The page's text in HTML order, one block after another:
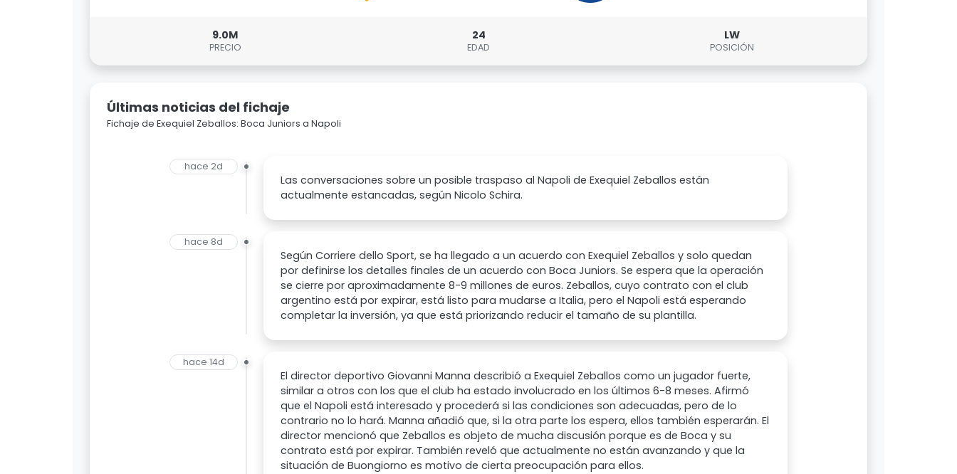
9.0M
PRECIO
24
EDAD
LW
POSICIÓN
Últimas noticias del fichaje
Fichaje de Exequiel Zeballos: Boca Juniors a Napoli
hace 2d
Las conversaciones sobre un posible traspaso al Napoli de Exequiel Zeballos están
actualmente estancadas, según Nicolo Schira.
hace 8d
Según Corriere dello Sport, se ha llegado a un acuerdo con Exequiel Zeballos y solo quedan
por definirse los detalles finales de un acuerdo con Boca Juniors. Se espera que la operación
se cierre por aproximadamente 8-9 millones de euros. Zeballos, cuyo contrato con el club
argentino está por expirar, está listo para mudarse a Italia, pero el Napoli está esperando
completar la inversión, ya que está priorizando reducir el tamaño de su plantilla.
hace 14d
El director deportivo Giovanni Manna describió a Exequiel Zeballos como un jugador fuerte,
similar a otros con los que el club ha estado involucrado en los últimos 6-8 meses. Afirmó
que el Napoli está interesado y procederá si las condiciones son adecuadas, pero de lo
contrario no lo hará. Manna añadió que, si la otra parte los espera, ellos también esperarán. El
director mencionó que Zeballos es objeto de mucha discusión porque es de Boca y su
contrato está por expirar. También reveló que actualmente no están avanzando y que la
situación de Buongiorno es motivo de cierta preocupación para ellos.